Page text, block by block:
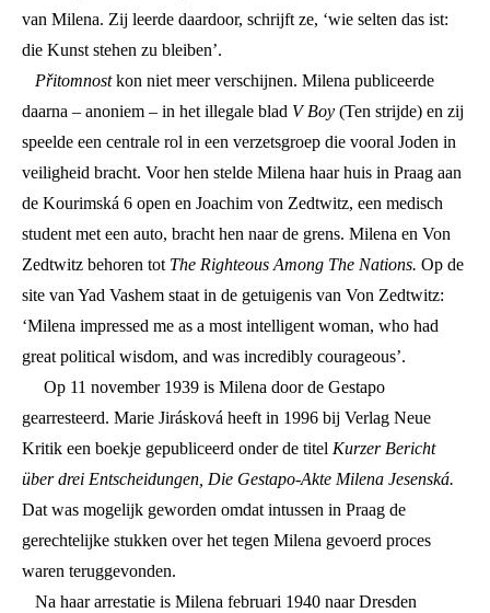
van Milena. Zij leerde daardoor, schrijft ze, ‘wie selten das ist:
die Kunst stehen zu bleiben’.
Přitomnostkon niet meer verschijnen. Milena publiceerde
daarna – anoniem – in het illegale blad V Boy (Ten strijde) en zij
speelde een centrale rol in een verzetsgroep die vooral Joden in
veiligheid bracht. Voor hen stelde Milena haar huis in Praag aan
de Kourimská 6 open en Joachim von Zedtwitz, een medisch
student met een auto, bracht hen naar de grens. Milena en Von
Zedtwitz behoren tot The Righteous Among The Nations. Op de
site van Yad Vashem staat in de getuigenis van Von Zedtwitz:
‘Milena impressed me as a most intelligent woman, who had
great political wisdom, and was incredibly courageous’.
Op 11 november 1939 is Milena door de Gestapo
gearresteerd. Marie Jirásková heeft in 1996 bij Verlag Neue
Kritik een boekje gepubliceerd onder de titel Kurzer Bericht
über drei Entscheidungen, Die Gestapo-Akte Milena Jesenská.
Dat was mogelijk geworden omdat intussen in Praag de
gerechtelijke stukken over het tegen Milena gevoerd proces
waren teruggevonden.
Na haar arrestatie is Milena februari 1940 naar Dresden